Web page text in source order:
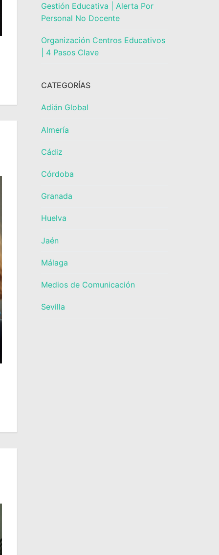
Gestión Educativa | Alerta Por
Personal No Docente
Organización Centros Educativos
| 4 Pasos Clave
CATEGORÍAS
Adián Global
Almería
Cádiz
Córdoba
Granada
Huelva
Jaén
Málaga
Medios de Comunicación
Sevilla